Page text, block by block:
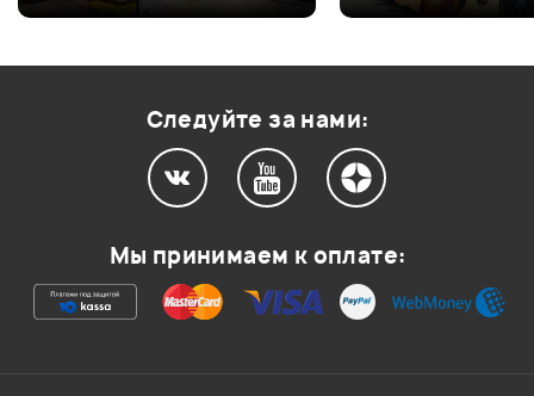
Ваша оценка:
Следуйте за нами:
Мы принимаем к оплате: